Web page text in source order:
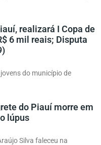
realizará I Copa de
6 mil reais; Disputa
do município de
do Piauí morre em
lúpus
Silva faleceu na